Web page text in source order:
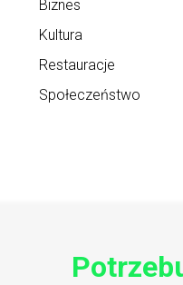
Biznes
Kultura
Restauracje
Społeczeństwo